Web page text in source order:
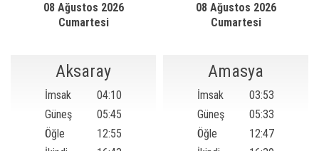
08 Ağustos 2026
Cumartesi
08 Ağustos 2026
Cumartesi
Aksaray
İmsak
04:10
Güneş
05:45
Öğle
12:55
Amasya
İmsak
03:53
Güneş
05:33
Öğle
12:47